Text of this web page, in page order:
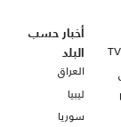
أخبار حسب
البلد
العراق
ليبيا
سوريا